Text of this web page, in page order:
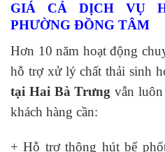
GIÁ CẢ DỊCH VỤ
PHƯỜNG ĐỒNG TÂM
Hơn 10 năm hoạt động
hỗ trợ xử lý chất thải sinh
tại Hai Bà Trưng vẫn
khách hàng cần:
+ Hỗ trợ thông hút bể